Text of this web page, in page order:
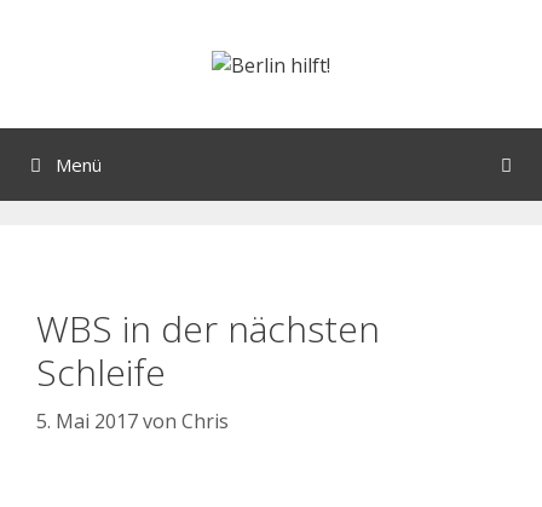
Menü
WBS in der nächsten
Schleife
5. Mai 2017von Chris